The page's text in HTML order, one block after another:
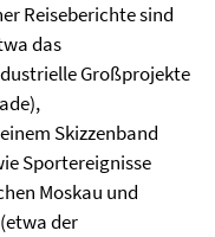
Reiseberichte sind
das
Großprojekte
Skizzenband
Sportereignisse
Moskau und
der